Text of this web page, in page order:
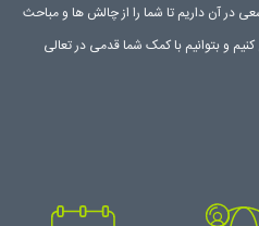
در آن داریم تا شما را از چالش ها و مباحث
و بتوانیم با کمک شما قدمی در تعالی